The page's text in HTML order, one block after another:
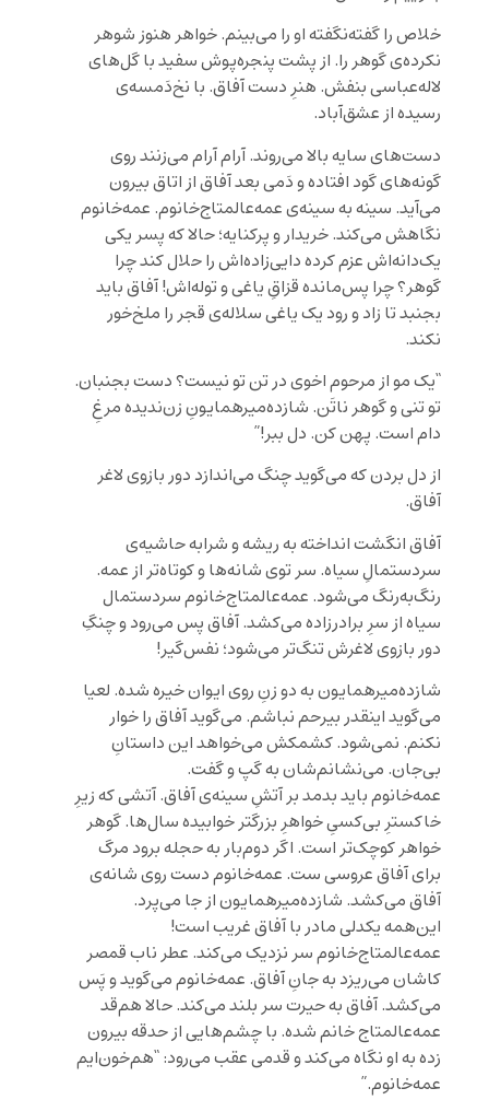
خلاص را گفته‌نگفته او را می‌بینم. خواهر هنوز شوهر
نکرده‌ی گوهر را. از پشت پنجره‌پوش سفید با گل‌های
لاله‌عباسی بنفش. هنرِ دست آفاق. با نخ‌دَمسه‌ی
رسیده از عشق‌آباد.
دست‌های سایه‌ بالا می‌روند. آرام آرام می‌زنند روی
گونه‌های گود افتاده و دَمی بعد آفاق از اتاق بیرون
می‌آید. سینه به سینه‌ی عمه‌عالمتاج‌خانوم. عمه‌خانوم
نگاهش می‌کند. خریدار و پرکنایه؛ حالا که پسر یکی
یک‌دانه‌اش عزم کرده دایی‌زاده‌اش را حلال کند چرا
گوهر؟ چرا پس‌مانده قزاقِ یاغی و توله‌اش! آفاق باید
بجنبد تا زاد و رود یک یاغی سلاله‌ی قجر را ملخ‌خور
نکند.
“یک مو از مرحوم اخوی در تن تو نیست؟ دست بجنبان.
تو تنی و گوهر ناتَن. شازده‌میرهمایونِ زن‌ندیده مرغِ
دام است. پهن کن. دل ببر!”
از دل بردن که می‌گوید چنگ می‌اندازد دور بازوی لاغر
آفاق.
آفاق انگشت انداخته به ریشه و شرابه حاشیه‌ی
سردستمالِ سیاه. سر توی شانه‌ها و کوتاه‌تر از عمه.
رنگ‌به‌رنگ می‌شود. عمه‌عالمتاج‌خانوم سردستمال
سیاه از سرِ برادرزاده می‌کشد. آفاق پس می‌رود و چنگِ
دور بازوی لاغرش تنگ‌تر می‌شود؛ نفس‌گیر!
شازده‌میرهمایون به دو زنِ روی ایوان خیره شده. لعیا
می‌گوید اینقدر بیرحم نباشم. می‌گوید آفاق را خوار
نکنم. نمی‌شود. کشمکش می‌خواهد این داستانِ
بی‌جان. می‌نشانم‌شان به گپ و گفت.
عمه‌خانوم باید بدمد بر آتشِ سینه‌ی آفاق. آتشی که زیرِ
خاکسترِ بی‌کسیِ خواهرِ بزرگتر خوابیده سال‌ها. گوهر
خواهر کوچک‌تر است. اگر دوم‌بار به حجله برود مرگ
برای آفاق عروسی ست. عمه‌خانوم دست روی شانه‌ی
آفاق می‌کشد. شازده‌میرهمایون از جا می‌پرد.
این‌همه یکدلی مادر با آفاق غریب است!
عمه‌عالمتاج‌خانوم سر نزدیک می‌کند. عطر ناب قمصر
کاشان می‌ریزد به جانِ آفاق. عمه‌خانوم می‌گوید و پَس
می‌کشد. آفاق به حیرت سر بلند می‌کند. حالا هم‌قد
عمه‌عالمتاج خانم شده. با چشم‌هایی از حدقه بیرون
زده به او نگاه می‌کند و قدمی عقب می‌رود: “هم‌خون‌ایم
عمه‌خانوم.”